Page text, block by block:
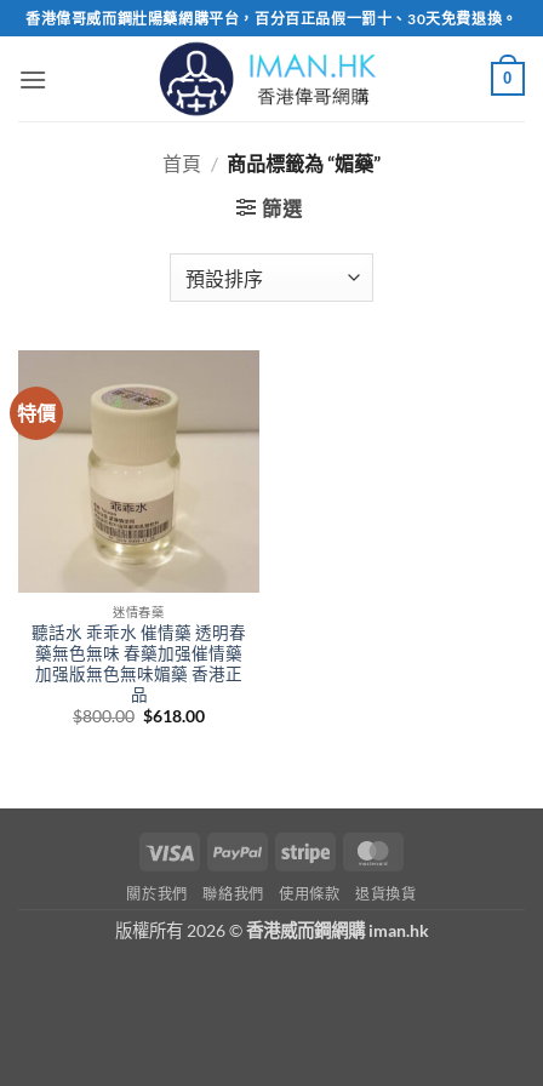
Skip
to
content
香港偉哥威而鋼壯陽藥網購平台，百分百正品假一罰十、30天免費退換。
0
首頁 / 商品標籤為 “媚藥”
篩選
特價
迷情春藥
聽話水 乖乖水 催情藥 透明春
藥無色無味 春藥加强催情藥
加强版無色無味媚藥 香港正
品
$800.00 Original
$618.00Current
Visa PayPal Stripe
關於我們 聯絡我們 使用條款 退貨換貨
版權所有 2026 ©香港威而鋼網購 iman.hk